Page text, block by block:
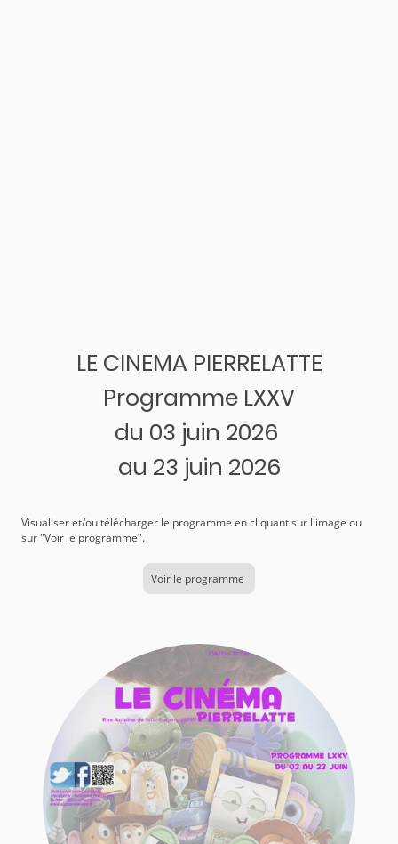
LE CINEMA PIERRELATTE
Programme LXXV
du 03 juin 2026
au 23 juin 2026
Visualiser et/ou télécharger le programme en cliquant sur l'image ou
sur "Voir le programme".
Voir le programme